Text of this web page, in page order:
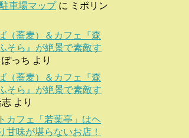
車場マップに ミポリン
（蕎麦）＆カフェ『森
そら』が絶景で素敵す
ぽっち より
（蕎麦）＆カフェ『森
そら』が絶景で素敵す
志 より
カフェ「若葉亭」はヘ
甘味が堪らないお店！